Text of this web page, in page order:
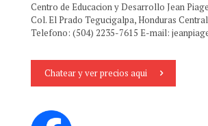
Centro de Educacion y Desarrollo Jean
Col. El Prado Tegucigalpa, Honduras
Telefono: (504) 2235-7615 E-mail:
Chatear y ver precios aqui